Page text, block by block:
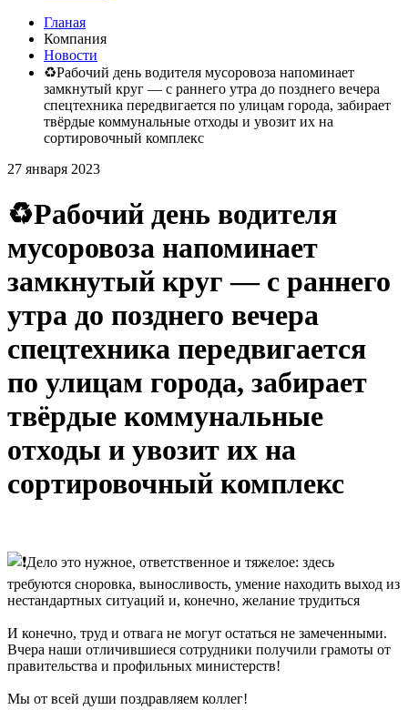
Гланая
Компания
Новости
♻Рабочий день водителя мусоровоза напоминает
замкнутый круг — с раннего утра до позднего вечера
спецтехника передвигается по улицам города, забирает
твёрдые коммунальные отходы и увозит их на
сортировочный комплекс
27 января 2023
♻Рабочий день водителя
мусоровоза напоминает
замкнутый круг — с раннего
утра до позднего вечера
спецтехника передвигается
по улицам города, забирает
твёрдые коммунальные
отходы и увозит их на
сортировочный комплекс
Дело это нужное, ответственное и тяжелое: здесь
требуются сноровка, выносливость, умение находить выход из
нестандартных ситуаций и, конечно, желание трудиться
И конечно, труд и отвага не могут остаться не замеченными.
Вчера наши отличившиеся сотрудники получили грамоты от
правительства и профильных министерств!
Мы от всей души поздравляем коллег!